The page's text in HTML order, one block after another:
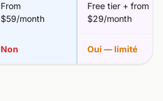
From
$59/month
Free tier + from
$29/month
Non Oui — limité